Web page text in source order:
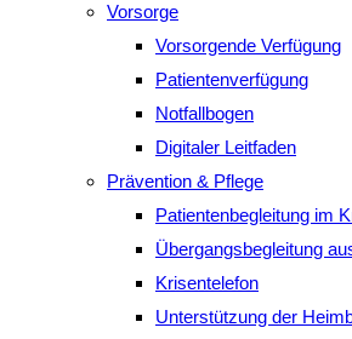
Vorsorge
Vorsorgende Verfügung
Patientenverfügung
Notfallbogen
Digitaler Leitfaden
Prävention & Pflege
Patientenbegleitung im
Übergangsbegleitung
Krisentelefon
Unterstützung der